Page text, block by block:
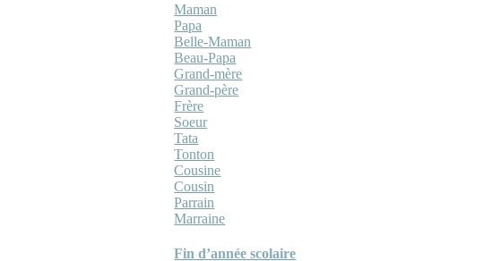
Maman
Papa
Belle-Maman
Beau-Papa
Grand-mère
Grand-père
Frère
Soeur
Tata
Tonton
Cousine
Cousin
Parrain
Marraine
Fin d’année scolaire